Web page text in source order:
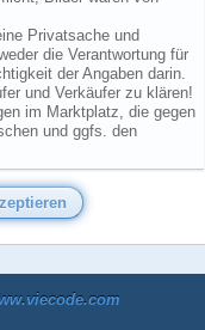
Privatsache und
die Verantwortung für
der Angaben darin.
und Verkäufer zu klären!
im Marktplatz, die gegen
und ggfs. den